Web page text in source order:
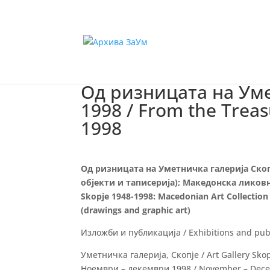
Од ризницата на
1998 / From the
1998
Од ризницата на Уметничка галерија
објекти и таписерија); Македонска
Skopje 1948-1998: Macedonian Art
(drawings and graphic art)
Изложби и публикација / Exhibitions and
Уметничка галерија, Скопје / Art Gallery